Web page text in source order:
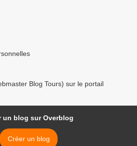
Blog Tours) sur le portail
un blog sur Overblog
Créer un blog